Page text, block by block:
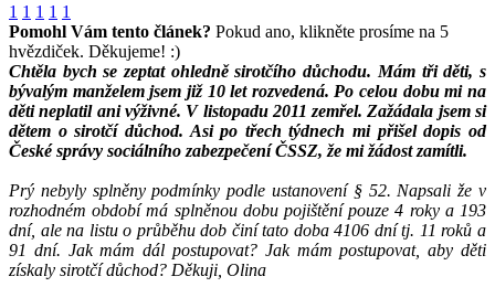
1 1 1 1 1
Pomohl Vám tento článek? Pokud ano, klikněte prosíme na 5
hvězdiček. Děkujeme! :)
Chtěla bych se zeptat ohledně sirotčího důchodu. Mám tři děti, s
bývalým manželem jsem již 10 let rozvedená. Po celou dobu mi na
děti neplatil ani výživné. V listopadu 2011 zemřel. Zažádala jsem si
dětem o sirotčí důchod. Asi po třech týdnech mi přišel dopis od
České správy sociálního zabezpečení ČSSZ, že mi žádost zamítli.
Prý nebyly splněny podmínky podle ustanovení § 52. Napsali že v
rozhodném období má splněnou dobu pojištění pouze 4 roky a 193
dní, ale na listu o průběhu dob činí tato doba 4106 dní tj. 11 roků a
91 dní. Jak mám dál postupovat? Jak mám postupovat, aby děti
získaly sirotčí důchod? Děkuji, Olina